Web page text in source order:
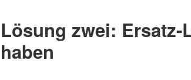
Lösung zwei:
haben